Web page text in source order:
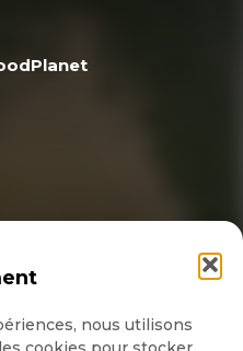
nous utilisons